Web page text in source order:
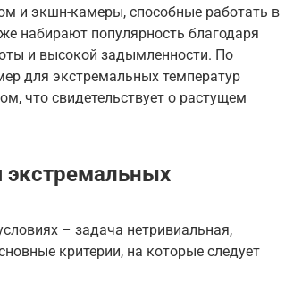
и экшн-камеры, способные работать в
набирают популярность благодаря
и высокой задымленности. По
для экстремальных температур
что свидетельствует о растущем
– задача нетривиальная,
критерии, на которые следует